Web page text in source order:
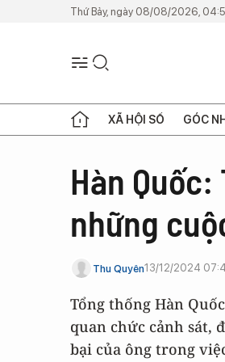
Thứ Bảy, ngày 08/08/2026,
XÃ HỘI SỐ GÓC
Hàn
những
Thu Quyên13/12/2024
Tổng thống Hàn
quan chức cảnh sát,
bại của ông trong